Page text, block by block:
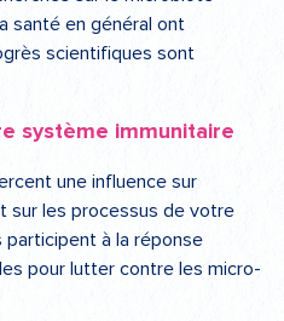
santé en général ont
scientifiques sont
système immunitaire
une influence sur
sur les processus de votre
participent à la réponse
pour lutter contre les micro-